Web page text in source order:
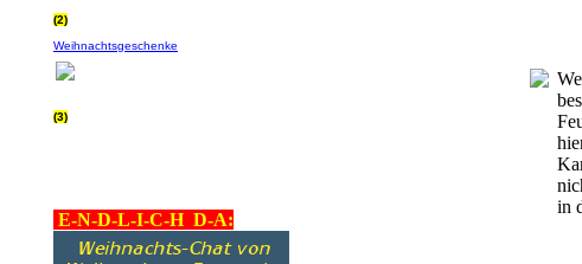
(2)
Weihnachtsgeschenke
hier klicken um zu erfahren wie, wir sind
dankbar für jede Hilfe, danke!!!
(3)
E-N-D-L-I-C-H D-A:
in